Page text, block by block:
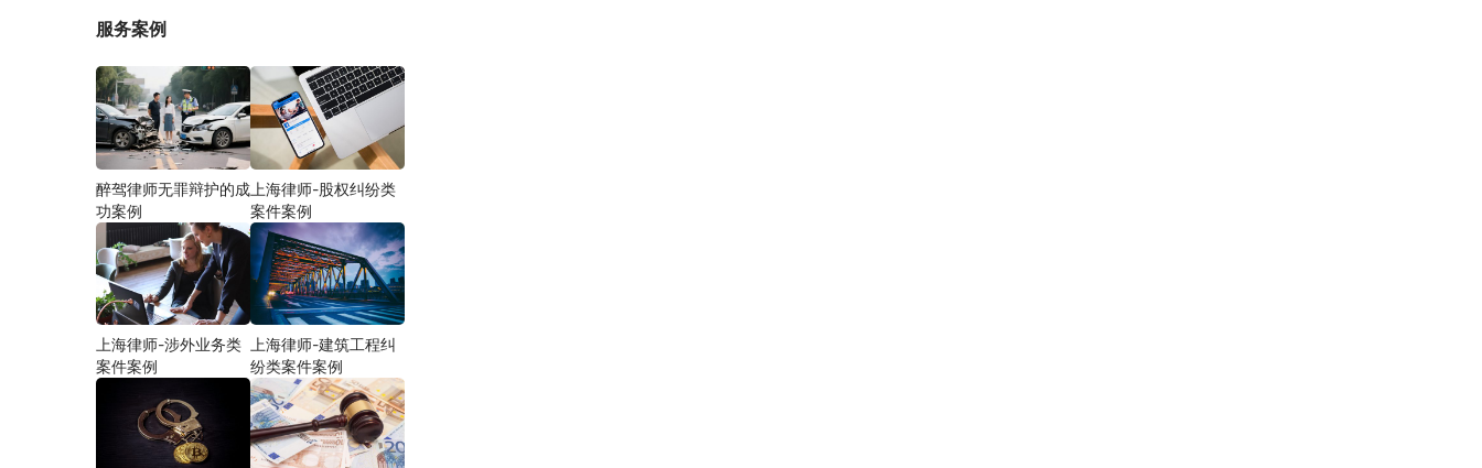
服务案例
醉驾律师无罪辩护的成
功案例
上海律师-股权纠纷类
案件案例
上海律师-涉外业务类
案件案例
上海律师-建筑工程纠
纷类案件案例